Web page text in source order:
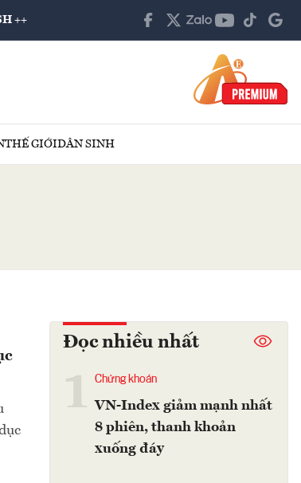
++
THẾ GIỚIDÂN SINH
Đọc nhiều nhất
Chứng khoán
VN-Index giảm mạnh nhất
8 phiên, thanh khoản
xuống đáy